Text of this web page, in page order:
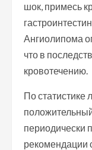
шок, примесь
Ангиолипома
что в
кровотечению.
По статистике
периодически
рекомендации